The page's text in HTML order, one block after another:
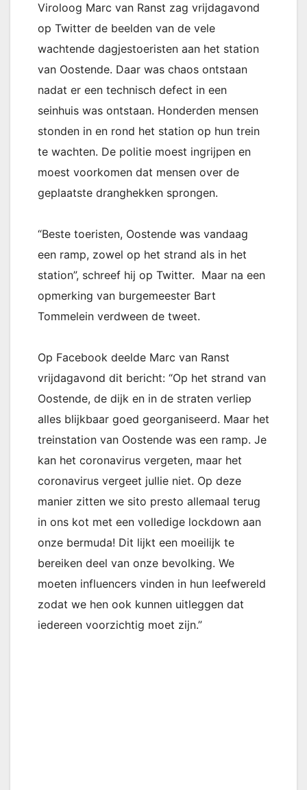
Viroloog Marc van Ranst zag vrijdagavond
op Twitter de beelden van de vele
wachtende dagjestoeristen aan het station
van Oostende. Daar was chaos ontstaan
nadat er een technisch defect in een
seinhuis was ontstaan. Honderden mensen
stonden in en rond het station op hun trein
te wachten. De politie moest ingrijpen en
moest voorkomen dat mensen over de
geplaatste dranghekken sprongen.
“Beste toeristen, Oostende was vandaag
een ramp, zowel op het strand als in het
station”, schreef hij op Twitter. Maar na een
opmerking van burgemeester Bart
Tommelein verdween de tweet.
Op Facebook deelde Marc van Ranst
vrijdagavond dit bericht: “Op het strand van
Oostende, de dijk en in de straten verliep
alles blijkbaar goed georganiseerd. Maar het
treinstation van Oostende was een ramp. Je
kan het coronavirus vergeten, maar het
coronavirus vergeet jullie niet. Op deze
manier zitten we sito presto allemaal terug
in ons kot met een volledige lockdown aan
onze bermuda! Dit lijkt een moeilijk te
bereiken deel van onze bevolking. We
moeten influencers vinden in hun leefwereld
zodat we hen ook kunnen uitleggen dat
iedereen voorzichtig moet zijn.”